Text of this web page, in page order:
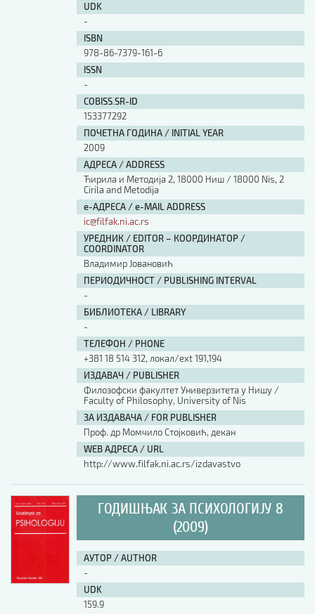
UDK
-
ISBN
978-86-7379-161-6
ISSN
-
COBISS.SR-ID
153377292
ПОЧЕТНА ГОДИНА / INITIAL YEAR
2009
АДРЕСА / ADDRESS
Ћирила и Методија 2, 18000 Ниш / 18000 Nis, 2
Cirila and Metodija
е-АДРЕСА / e-MAIL ADDRESS
ic@filfak.ni.ac.rs
УРЕДНИК / EDITOR – КООРДИНАТОР /
COORDINATOR
Владимир Јовановић
ПЕРИОДИЧНОСТ / PUBLISHING INTERVAL
-
БИБЛИОТЕКА / LIBRARY
-
ТЕЛЕФОН / PHONE
+381 18 514 312, локал/ext 191,194
ИЗДАВАЧ / PUBLISHER
Филозофски факултет Универзитета у Нишу /
Faculty of Philosophy, University of Nis
ЗА ИЗДАВАЧА / FOR PUBLISHER
Проф. др Момчило Стојковић, декан
WEB АДРЕСА / URL
http://www.filfak.ni.ac.rs/izdavastvo
ГОДИШЊАК ЗА ПСИХОЛОГИЈУ 8
(2009)
АУТОР / AUTHOR
-
UDK
159.9